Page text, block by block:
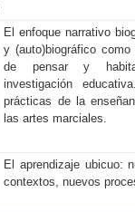
El enfoque narrativo
y (auto)biográfico como
de pensar y
investigación
prácticas de la
las artes marciales.
El aprendizaje ubicuo:
contextos, nuevos